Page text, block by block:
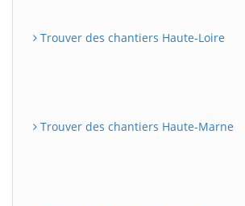
Trouver des chantiers Haute-Loire
Trouver des chantiers Haute-Marne